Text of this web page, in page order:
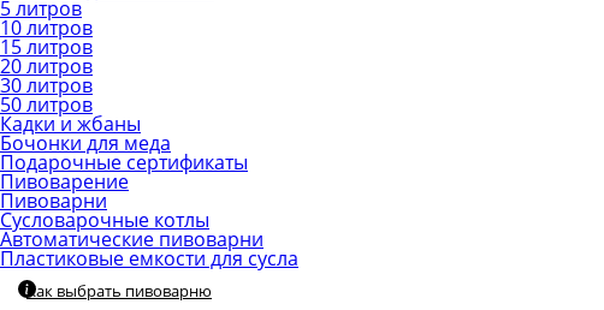
5 литров
10 литров
15 литров
20 литров
30 литров
50 литров
Кадки и жбаны
Бочонки для меда
Подарочные сертификаты
Пивоварение
Пивоварни
Сусловарочные котлы
Автоматические пивоварни
Пластиковые емкости для сусла
Как выбрать пивоварню